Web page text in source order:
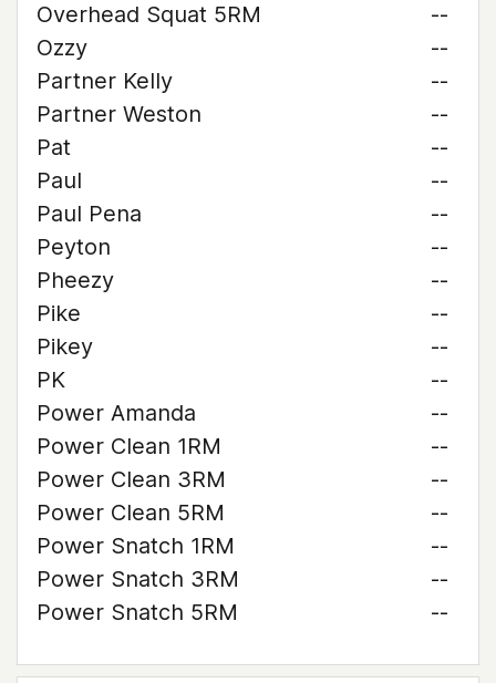
Overhead Squat 5RM
--
Ozzy
--
Partner Kelly
--
Partner Weston
--
Pat
--
Paul
--
Paul Pena
--
Peyton
--
Pheezy
--
Pike
--
Pikey
--
PK
--
Power Amanda
--
Power Clean 1RM
--
Power Clean 3RM
--
Power Clean 5RM
--
Power Snatch 1RM
--
Power Snatch 3RM
--
Power Snatch 5RM
--